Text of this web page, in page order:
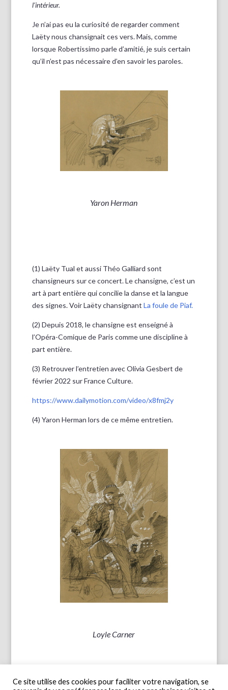
l’intérieur.
Je n’ai pas eu la curiosité de regarder comment
Laëty nous chansignait ces vers. Mais, comme
lorsque Robertissimo parle d’amitié, je suis certain
qu’il n’est pas nécessaire d’en savoir les paroles.
Yaron Herman
(1) Laëty Tual et aussi Théo Galliard sont
chansigneurs sur ce concert. Le chansigne, c’est un
art à part entière qui concilie la danse et la langue
des signes. Voir Laëty chansignant La foule de Piaf.
(2) Depuis 2018, le chansigne est enseigné à
l’Opéra-Comique de Paris comme une discipline à
part entière.
(3) Retrouver l’entretien avec Olivia Gesbert de
février 2022 sur France Culture.
https://www.dailymotion.com/video/x8fmj2y
(4) Yaron Herman lors de ce même entretien.
Loyle Carner
Ce site utilise des cookies pour faciliter votre navigation, se